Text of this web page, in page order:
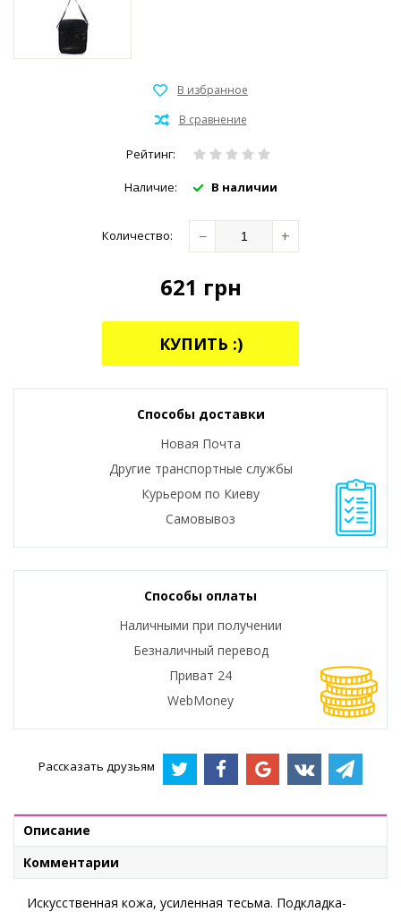
Рейтинг:
Наличие: В наличии
Количество: − +
621 грн
КУПИТЬ :)
Способы доставки
Новая Почта
Другие транспортные службы
Курьером по Киеву
Самовывоз
Способы оплаты
Наличными при получении
Безналичный перевод
Приват 24
WebMoney
Рассказать друзьям
Описание
Комментарии
Искусственная кожа, усиленная тесьма. Подкладка-